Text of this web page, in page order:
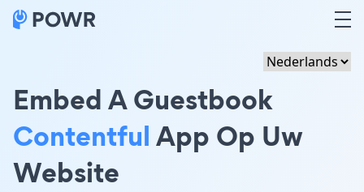
Embed A Guestbook
ContentfulApp Op Uw
Website